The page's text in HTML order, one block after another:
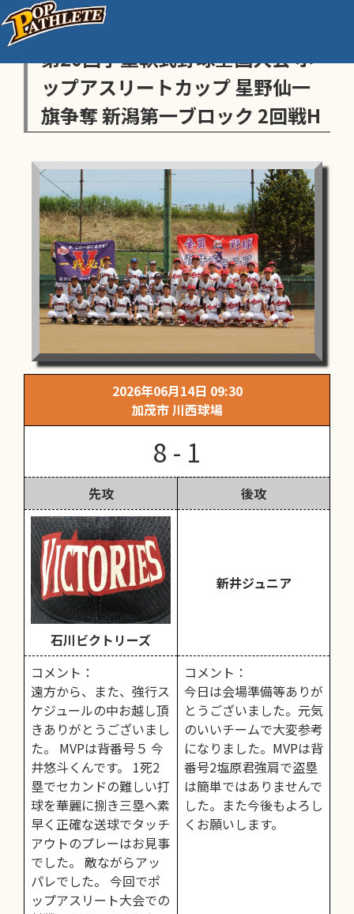
センス・トラストトーナメント
第20回学童軟式野球全国大会 ポ
ップアスリートカップ 星野仙一
旗争奪 新潟第一ブロック 2回戦H
2026年06月14日 09:30
加茂市 川西球場
8 - 1
先攻 後攻
石川ビクトリーズ
新井ジュニア
コメント：
遠方から、また、強行ス
ケジュールの中お越し頂
きありがとうございまし
た。 MVPは背番号５ 今
井悠斗くんです。 1死2
塁でセカンドの難しい打
球を華麗に捌き三塁へ素
早く正確な送球でタッチ
アウトのプレーはお見事
でした。 敵ながらアッ
パレでした。 今回でポ
ップアスリート大会での
コメント：
今日は会場準備等ありが
とうございました。元気
のいいチームで大変参考
になりました。MVPは背
番号2塩原君強肩で盗塁
は簡単ではありませんで
した。また今後もよろし
くお願いします。